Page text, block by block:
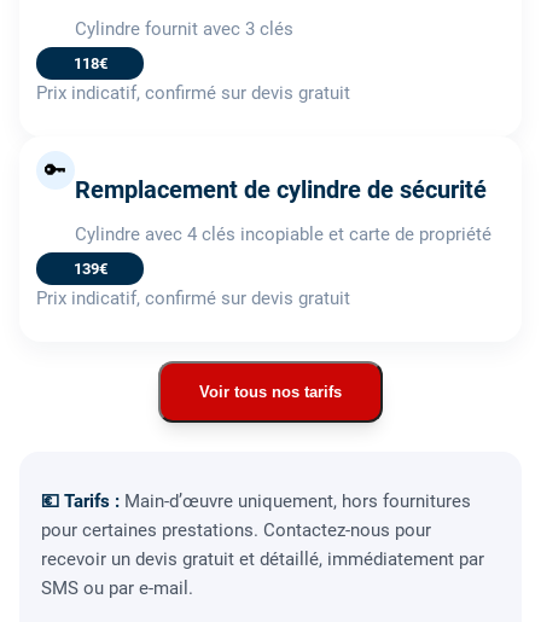
Cylindre fournit avec 3 clés
118€
Prix indicatif, confirmé sur devis gratuit
🔑
Remplacement de cylindre de sécurité
Cylindre avec 4 clés incopiable et carte de propriété
139€
Prix indicatif, confirmé sur devis gratuit
Voir tous nos tarifs
💶 Tarifs : Main-d’œuvre uniquement, hors fournitures
pour certaines prestations. Contactez-nous pour
recevoir un devis gratuit et détaillé, immédiatement par
SMS ou par e-mail.